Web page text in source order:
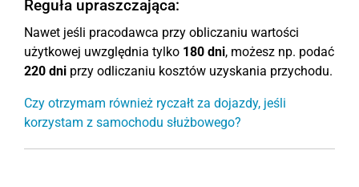
Reguła upraszczająca:
Nawet jeśli pracodawca przy obliczaniu wartości
użytkowej uwzględnia tylko 180 dni, możesz np. podać
220 dni przy odliczaniu kosztów uzyskania przychodu.
Czy otrzymam również ryczałt za dojazdy, jeśli
korzystam z samochodu służbowego?